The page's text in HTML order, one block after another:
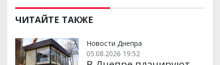
и
р
и
и
e
b
o
k
t
t
e
i
l
e
m p
ЧИТАЙТЕ ТАКЖЕ
Новости Днепра
05.08.2026 19:52